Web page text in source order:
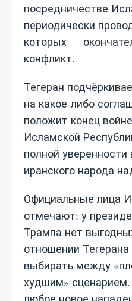
посредничестве
периодически
которых —
конфликт.
Тегеран
на какое‑либо
положит конец
Исламской
полной
иранского народа
Официальные лица
отмечают: у
Трампа нет
отношении
выбирать между
худшим»